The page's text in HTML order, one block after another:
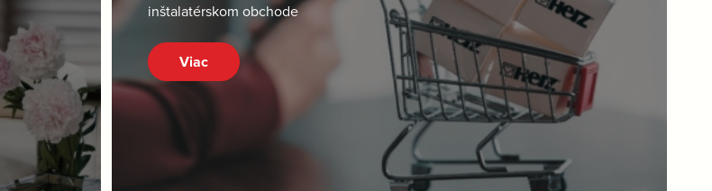
inštalatérskom obchode
Viac